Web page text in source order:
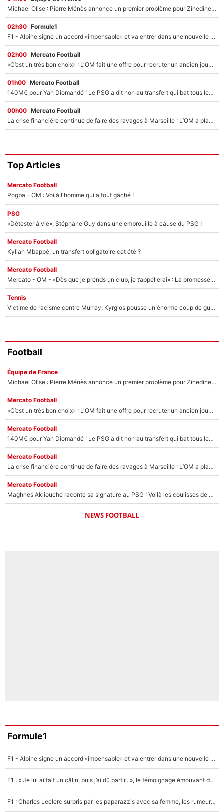
Michael Olise : Pierre Ménès annonce un premier problème pour Zinedine Zidane en équipe de France
02h30 Formule1
F1 - Alpine signe un accord «impensable» et va entrer dans une nouvelle dimension : Grande nouvelle pour Pierre Gasly !
02h00 Mercato Football
«C’est un très bon choix» : L'OM fait une offre pour recruter un ancien joueur du PSG... et c'est validé dans l'After Foot !
01h00 Mercato Football
140M€ pour Yan Diomandé : Le PSG a dit non au transfert qui bat tous les records sur le mercato
00h00 Mercato Football
La crise financière continue de faire des ravages à Marseille : L’OM a placé 12 joueurs sur le marché des transferts… et ça pourrait lui rapporter près de 100M€ !
Top Articles
Mercato Football
Pogba - OM : Voilà l'homme qui a tout gâché !
PSG
«Détester à vie», Stéphane Guy dans une embrouille à cause du PSG !
Mercato Football
Kylian Mbappé, un transfert obligatoire cet été ?
Mercato Football
Mercato - OM - «Dès que je prends un club, je t’appellerai» : La promesse de Marcelino au moment de claquer la porte
Tennis
Victime de racisme contre Murray, Kyrgios pousse un énorme coup de gueule !
Football
Équipe de France
Michael Olise : Pierre Ménès annonce un premier problème pour Zinedine Zidane en équipe de France
Mercato Football
«C’est un très bon choix» : L'OM fait une offre pour recruter un ancien joueur du PSG... et c'est validé dans l'After Foot !
Mercato Football
140M€ pour Yan Diomandé : Le PSG a dit non au transfert qui bat tous les records sur le mercato
Mercato Football
La crise financière continue de faire des ravages à Marseille : L’OM a placé 12 joueurs sur le marché des transferts… et ça pourrait lui rapporter près de 100M€ !
Mercato Football
Maghnes Akliouche raconte sa signature au PSG : Voilà les coulisses de son transfert de rêve à 50M€
NEWS FOOTBALL
Formule1
F1 - Alpine signe un accord «impensable» et va entrer dans une nouvelle dimension : Grande nouvelle pour Pierre Gasly !
F1 : « Je lui ai fait un câlin, puis j’ai dû partir...», le témoignage émouvant de Max Verstappen sur sa fille
F1 : Charles Leclerc surpris par les paparazzis avec sa femme, les rumeurs étaient vraies !